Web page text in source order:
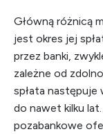
Główną różnicą
jest okres jej
przez banki,
zależne od
spłata następuje
do nawet kilku
pozabankowe